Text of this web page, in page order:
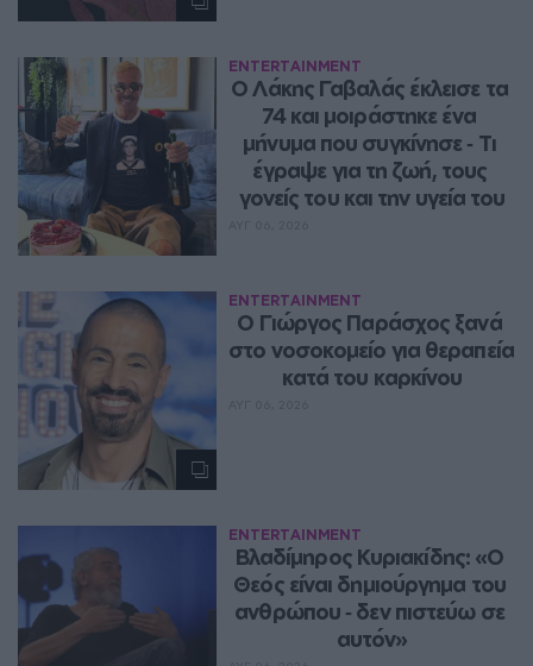
ENTERTAINMENT
Ο Λάκης Γαβαλάς έκλεισε τα
74 και μοιράστηκε ένα
μήνυμα που συγκίνησε ‑ Τι
έγραψε για τη ζωή, τους
γονείς του και την υγεία του
ENTERTAINMENT
O Γιώργος Παράσχος ξανά
στο νοσοκομείο για θεραπεία
κατά του καρκίνου
ENTERTAINMENT
Βλαδίμηρος Κυριακίδης: «Ο
Θεός είναι δημιούργημα του
ανθρώπου ‑ δεν πιστεύω σε
αυτόν»